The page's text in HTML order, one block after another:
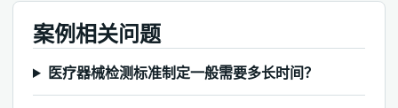
案例相关问题
医疗器械检测标准制定一般需要多长时间？